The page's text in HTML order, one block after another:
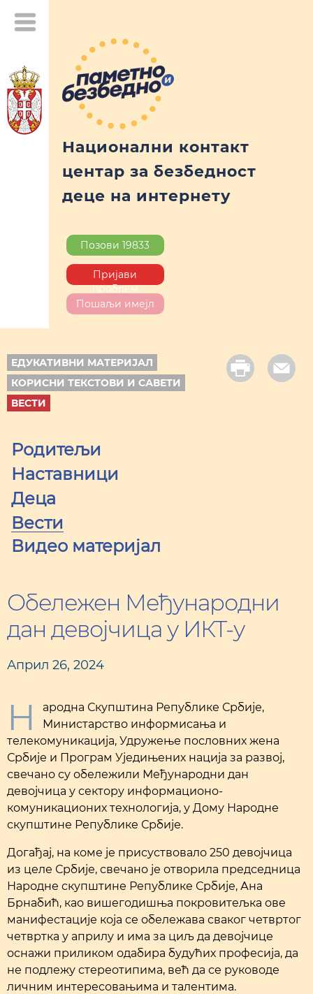
Национални контакт
центар за безбедност
деце на интернету
Позови 19833
Пријави
проблем
Пошаљи имејл
ЕДУКАТИВНИ МАТЕРИЈАЛ
КОРИСНИ ТЕКСТОВИ И САВЕТИ
ВЕСТИ
Родитељи
Наставници
Деца
Вести
Видео материјал
Обележен Међународни
дан девојчица у ИКТ-у
Април 26, 2024
Н
ародна Скупштина Републике Србије,
Министарство информисања и
телекомуникација, Удружење пословних жена
Србије и Програм Уједињених нација за развој,
свечано су обележили Међународни дан
девојчица у сектору информационо-
комуникационих технологија, у Дому Народне
скупштине Републике Србије.
Догађај, на коме је присуствовало 250 девојчица
из целе Србије, свечано је отворила председница
Народне скупштине Републике Србије, Ана
Брнабић, као вишегодишња покровитељка ове
манифестације која се обележава сваког четвртог
четвртка у априлу и има за циљ да девојчице
оснажи приликом одабира будућих професија, да
не подлежу стереотипима, већ да се руководе
личним интересовањима и талентима.